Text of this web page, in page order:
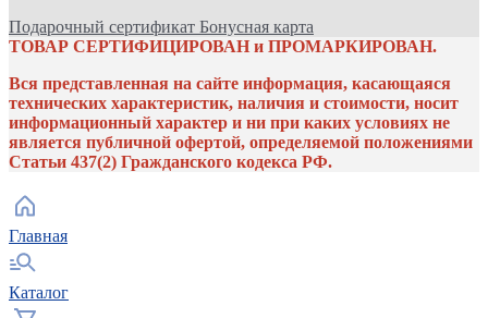
Подарочный сертификат Бонусная карта
ТОВАР СЕРТИФИЦИРОВАН и ПРОМАРКИРОВАН.
Вся представленная на сайте информация, касающаяся
технических характеристик, наличия и стоимости, носит
информационный характер и ни при каких условиях не
является публичной офертой, определяемой положениями
Статьи 437(2) Гражданского кодекса РФ.
Главная
Каталог